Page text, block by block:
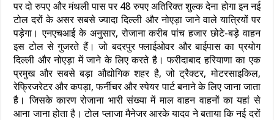
पर दो रुपए और मंथली पास पर 48 रुपए अतिरिक्त शुल्क देना होगा इन नई
टोल दरों के असर सबसे ज्यादा दिल्ली और नोएड़ा जाने वाले यात्रियों पर
पड़ेगा। एनएचआई के अनुसार, रोजाना करीब पांच हजार छोटे-बड़े वाहन
इस टोल से गुजरते हैं। जो बदरपुर फ्लाईओवर और बाईपास का प्रयोग
दिल्ली और नोएड़ा में जाने के लिए करते है। फरीदाबाद हरियाणा का एक
प्रमुख और सबसे बड़ा औद्योगिक शहर है, जो ट्रैक्टर, मोटरसाइकिल,
रेफ्रिजरेटर और कपड़ा, फर्नीचर और स्पेयर पार्ट बनाने के लिए जाना जाता
है। जिसके कारण रोजाना भारी संख्या में माल वाहन वाहनों का यहां से
आना जाना होता है। टोल प्लाजा मैनेजर आरके यादव ने बताया कि नई दरों